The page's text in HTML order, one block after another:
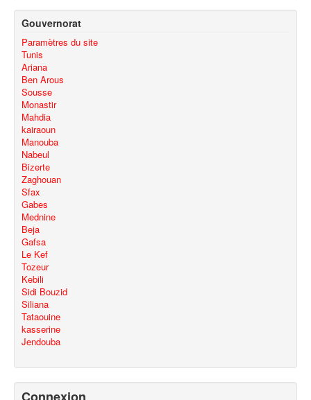
Gouvernorat
Paramètres du site
Tunis
Ariana
Ben Arous
Sousse
Monastir
Mahdia
kairaoun
Manouba
Nabeul
Bizerte
Zaghouan
Sfax
Gabes
Mednine
Beja
Gafsa
Le Kef
Tozeur
Kebili
Sidi Bouzid
Siliana
Tataouine
kasserine
Jendouba